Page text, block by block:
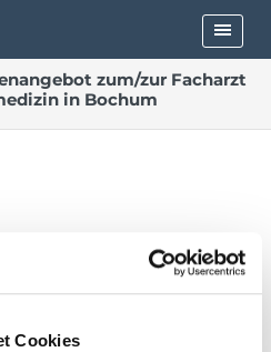
Cookies
zum/zur Facharzt
in Bochum